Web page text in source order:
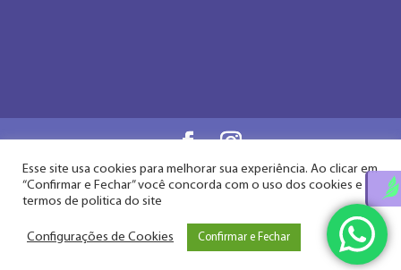
Flor de Lótus Acupuntura Veterinária® - Desde
Esse site usa cookies para melhorar sua experiência. Ao clicar em
“Confirmar e Fechar” você concorda com o uso dos cookies e
termos de politica do site
Configurações de Cookies Confirmar e Fechar